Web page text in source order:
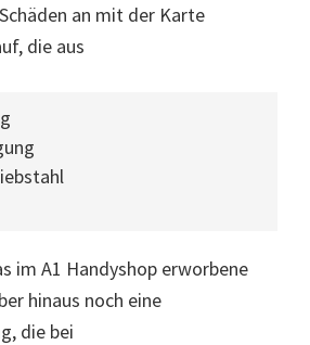
an mit der Karte
die aus
im A1 Handyshop erworbene
hinaus noch eine
die bei